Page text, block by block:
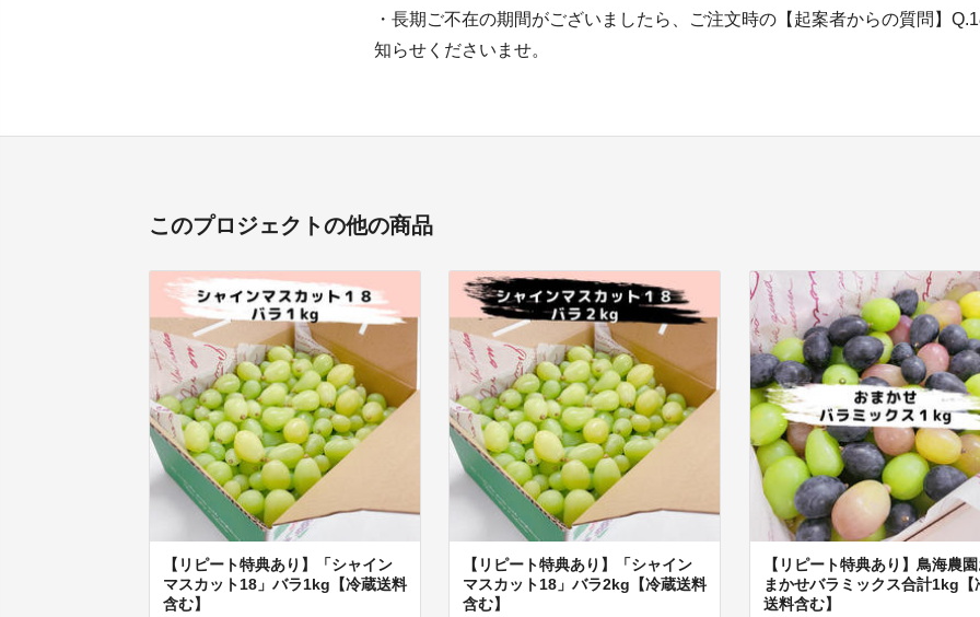
・長期ご不在の期間がございましたら、ご注文時の【起案者からの質問】
知らせくださいませ。
このプロジェクトの他の商品
【リピート特典あり】「シャイン
マスカット18」バラ1kg【冷蔵送料
含む】
【リピート特典あり】「シャイン
マスカット18」バラ2kg【冷蔵送料
含む】
【リピート特典あり】鳥海農
まかせバラミックス合計1kg【
送料含む】